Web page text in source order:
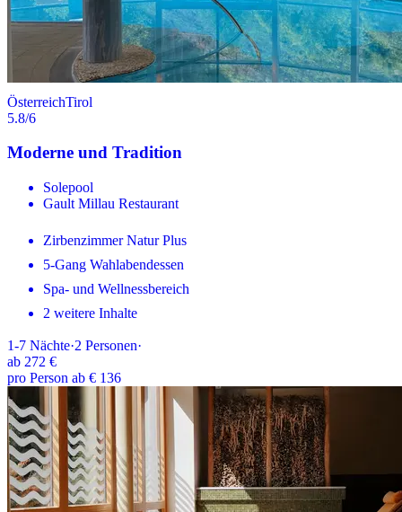
ÖsterreichTirol
5.8/6
Moderne und Tradition
Solepool
Gault Millau Restaurant
Zirbenzimmer Natur Plus
5-Gang Wahlabendessen
Spa- und Wellnessbereich
2 weitere Inhalte
1-7 Nächte·2 Personen·
ab 272 €
pro Person ab € 136